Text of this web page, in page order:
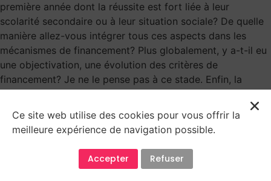
première année dont la réussite est fort liée à leur
scolarité secondaire ou à leur situation sociale? De quelle
manière allez-vous intégrer tous ces aspects dans les
mécanismes de financement? Plus globalement, y a-t-il eu
une objectivation, une évolution des critères de
financement? Je ne le pense pas à ce stade. Enfin, la
«simplement» d’un accord entre les institutions? M.
Georges-Louis Bouchez (MR). – Monsieur le Ministre, ces
questions auraient mérité la tenue d’un débat, mais la
conférence des présidents ne l’a pas accepté. Le Segec
nous a fait part de ses craintes, car depuis cinq ans, la
Ce site web utilise des cookies pour vous offrir la
meilleure expérience de navigation possible.
Accepter Refuser